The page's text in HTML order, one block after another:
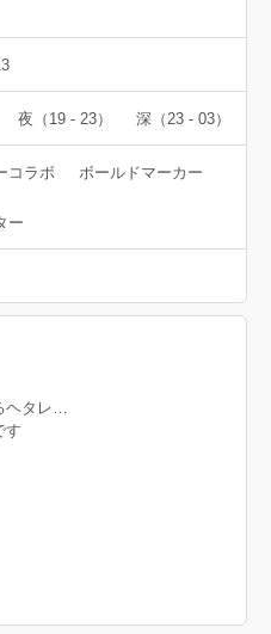
夜（19 - 23） 深（23 - 03）
コラボ ボールドマーカー
ー
ヘタレ…
す